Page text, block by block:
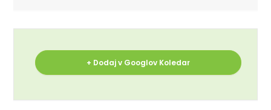
+ Dodaj v Googlov Koledar